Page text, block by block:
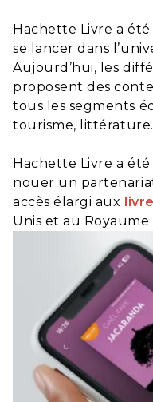
Hachette Livre a
se lancer dans
Aujourd’hui, les
proposent des
tous les segments
tourisme,
Hachette Livre a
nouer un
accès élargi aux
Unis et au